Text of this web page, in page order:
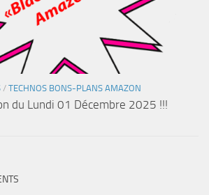
/ TECHNOS BONS-PLANS AMAZON
du Lundi 01 Décembre 2025 !!!